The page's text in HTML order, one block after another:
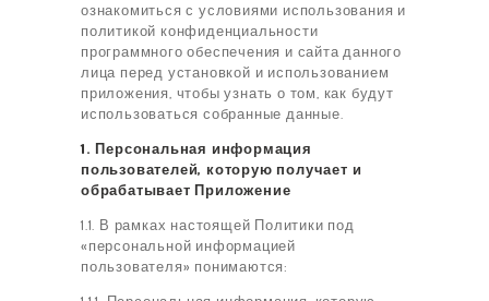
ознакомиться с условиями использования и
политикой конфиденциальности
программного обеспечения и сайта данного
лица перед установкой и использованием
приложения, чтобы узнать о том, как будут
использоваться собранные данные.
1. Персональная информация
пользователей, которую получает и
обрабатывает Приложение
1.1. В рамках настоящей Политики под
«персональной информацией
пользователя» понимаются: